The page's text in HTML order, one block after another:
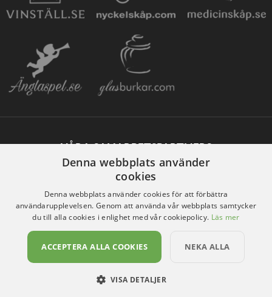
VÅRA SAMARBETSPARTNERS
Denna webbplats använder
cookies
Denna webbplats använder cookies för att förbättra
användarupplevelsen. Genom att använda vår webbplats samtycker
du till alla cookies i enlighet med vår cookiepolicy. Läs mer
ACCEPTERA ALLA COOKIES NEKA ALLA
VISA DETALJER